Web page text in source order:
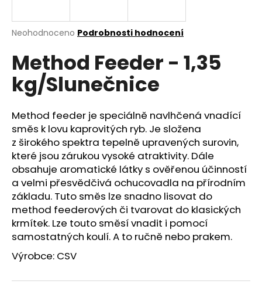
Průměrné
produktu
je
0,0
hvězdiček.
Neohodnoceno Podrobnosti hodnocení
Method Feeder - 1,35
kg/Slunečnice
Method feeder je speciálně navlhčená vnadící
směs k lovu kaprovitých ryb. Je složena
z širokého spektra tepelně upravených surovin,
které jsou zárukou vysoké atraktivity. Dále
obsahuje aromatické látky s ověřenou účinností
a velmi přesvědčivá ochucovadla na přírodním
základu. Tuto směs lze snadno lisovat do
method feederových či tvarovat do klasických
krmítek. Lze touto směsí vnadit i pomocí
samostatných koulí. A to ručně nebo prakem.
Výrobce: CSV
j
t
?
HLEDAT
D
o
p
o
r
u
č
u